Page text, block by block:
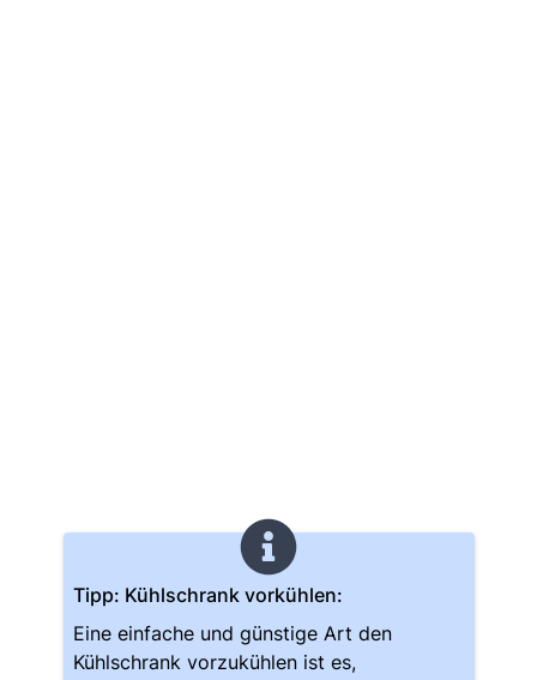
Tipp: Kühlschrank vorkühlen:
Eine einfache und günstige Art den
Kühlschrank vorzukühlen ist es,